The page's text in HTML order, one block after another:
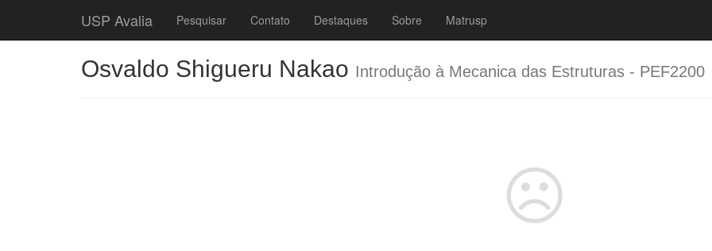
USP Avalia Pesquisar Contato Destaques Sobre Matrusp
Osvaldo Shigueru Nakao Introdução à Mecanica das Estruturas - PEF2200
☹️